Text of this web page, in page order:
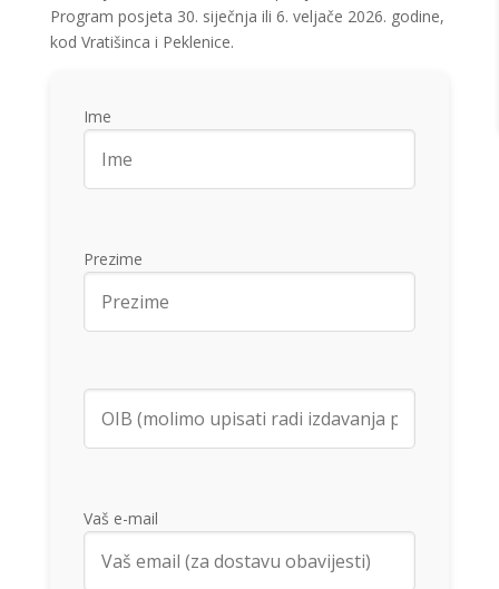
Program posjeta 30. siječnja ili 6. veljače 2026. godine,
kod Vratišinca i Peklenice.
Ime
Prezime
Vaš e-mail